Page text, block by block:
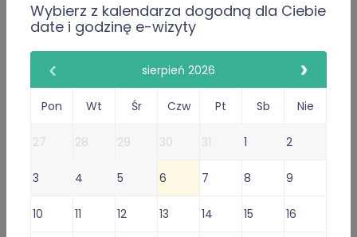
PWZ 3881316
Internista Urolog (w trakcie specjalizacji)
Wiktor Raputa
111 Opinie
111 poleceń lekarza
Przyjmuje w: Sob
Niedostępny dzisiaj.
inne terminy
Wybierz z kalendarza dogodną dla Ciebie
date i godzinę e-wizyty
sierpień 2026
Pon Wt Śr Czw Pt Sb Nie
27 28 29 30 31 1 2
3 4 5 6 7 8 9
10 11 12 13 14 15 16